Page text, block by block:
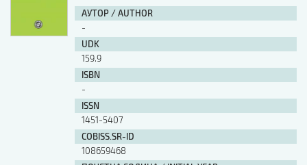
АУТОР / AUTHOR
-
UDK
159.9
ISBN
-
ISSN
1451-5407
COBISS.SR-ID
108659468